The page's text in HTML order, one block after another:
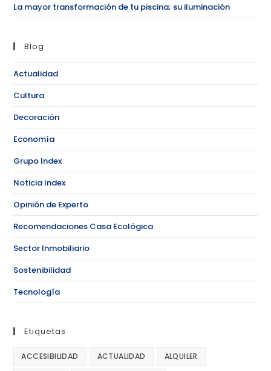
La mayor transformación de tu piscina; su iluminación
Blog
Actualidad
Cultura
Decoración
Economía
Grupo Index
Noticia Index
Opinión de Experto
Recomendaciones Casa Ecológica
Sector Inmobiliario
Sostenibilidad
Tecnología
Etiquetas
ACCESIBILIDAD ACTUALIDAD ALQUILER